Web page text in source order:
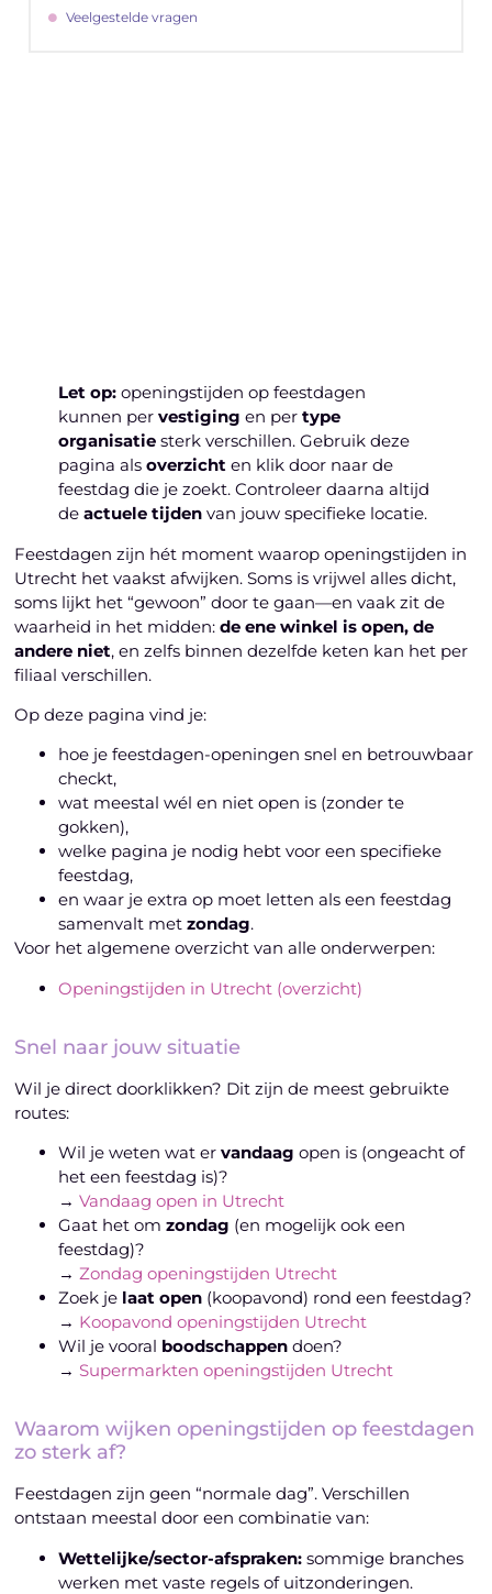
Let op: openingstijden op feestdagen
kunnen pervestiging en pertype
organisatie sterk verschillen. Gebruik deze
pagina alsoverzicht en klik door naar de
feestdag die je zoekt. Controleer daarna altijd
deactuele tijden van jouw specifieke locatie.
Feestdagen zijn hét moment waarop openingstijden in
Utrecht het vaakst afwijken. Soms is vrijwel alles dicht,
soms lijkt het “gewoon” door te gaan—en vaak zit de
waarheid in het midden:de ene winkel is open, de
andere niet, en zelfs binnen dezelfde keten kan het per
filiaal verschillen.
Op deze pagina vind je:
hoe je feestdagen-openingen snel en betrouwbaar
checkt,
wat meestal wél en niet open is (zonder te
gokken),
welke pagina je nodig hebt voor een specifieke
feestdag,
en waar je extra op moet letten als een feestdag
samenvalt metzondag.
Voor het algemene overzicht van alle onderwerpen:
Openingstijden in Utrecht (overzicht)
Snel naar jouw situatie
Wil je direct doorklikken? Dit zijn de meest gebruikte
routes:
Wil je weten wat ervandaag open is (ongeacht of
het een feestdag is)?
→Vandaag open in Utrecht
Gaat het omzondag (en mogelijk ook een
feestdag)?
→Zondag openingstijden Utrecht
Zoek je laat open (koopavond) rond een feestdag?
→ Koopavond openingstijden Utrecht
Wil je vooral boodschappen doen?
→ Supermarkten openingstijden Utrecht
Waarom wijken openingstijden op feestdagen
zo sterk af?
Feestdagen zijn geen “normale dag”. Verschillen
ontstaan meestal door een combinatie van:
Wettelijke/sector-afspraken: sommige branches
werken met vaste regels of uitzonderingen.
Veelgestelde vragen